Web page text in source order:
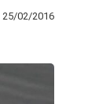
25/02/2016